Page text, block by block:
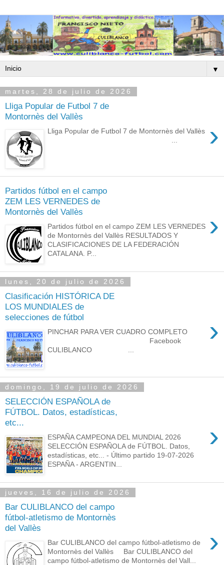
▼
martes, 28 de julio de 2026
Lliga Popular de Futbol 7 de
Montornès del Vallès
›
Lliga Popular de Futbol 7 de Montornès del Vallès
Partidos fútbol en el campo
ZEM LES VERNEDES de
Montornès del Vallès
›
Partidos fútbol en el campo ZEM LES VERNEDES
de Montornès del Vallès RESULTADOS Y
CLASIFICACIONES DE LA FEDERACIÓN
CATALANA. P...
lunes, 20 de julio de 2026
Clasificación HISTÓRICA DE
LOS MUNDIALES de
selecciones de fútbol
›
PINCHAR PARA VER CUADRO COMPLETO
Facebook
CULIBLANCO ...
domingo, 19 de julio de 2026
SELECCIÓN ESPAÑOLA de
FÚTBOL. Datos, estadísticas,
etc...
›
ESPAÑA CAMPEONA DEL MUNDIAL 2026
SELECCIÓN ESPAÑOLA de FÚTBOL. Datos,
estadísticas, etc... - Último partido 19-07-2026
ESPAÑA - ARGENTIN...
jueves, 16 de julio de 2026
Bar CULIBLANCO del campo
fútbol-atletismo de Montornès
del Vallès
›
Bar CULIBLANCO del campo fútbol-atletismo de
Montornès del Vallès Bar CULIBLANCO del
campo fútbol-atletismo de Montornès del Vall...